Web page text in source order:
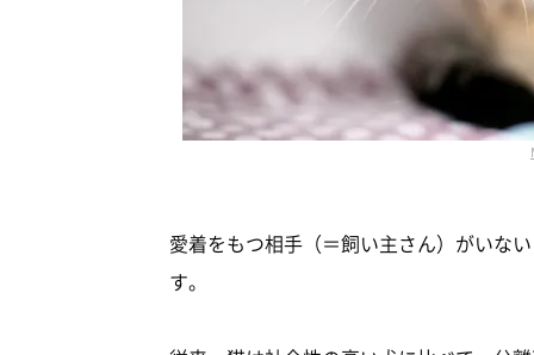
愛着をもつ相手（＝飼い主さん）がいな
す。